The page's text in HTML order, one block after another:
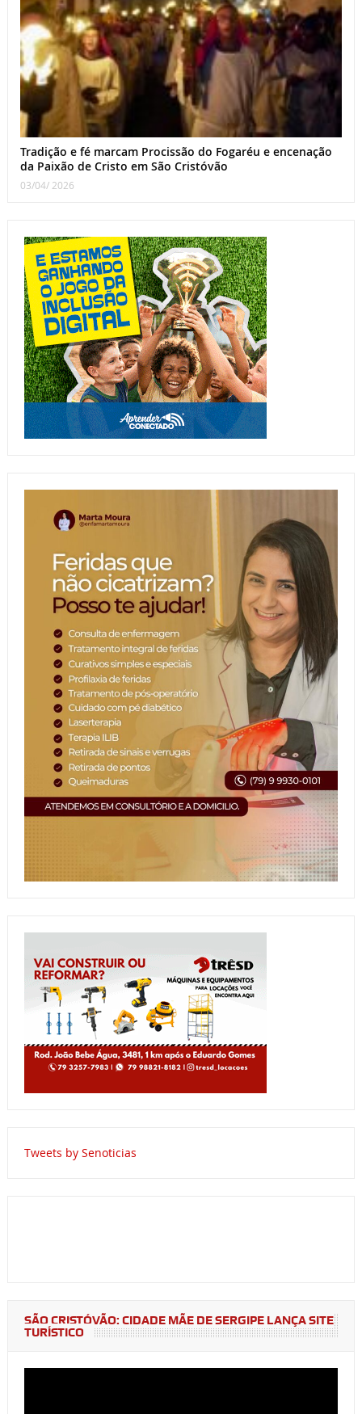
Tradição e fé marcam Procissão do Fogaréu e encenação
da Paixão de Cristo em São Cristóvão
03/04/ 2026
Tweets by Senoticias
SÃO CRISTÓVÃO: CIDADE MÃE DE SERGIPE LANÇA SITE
TURÍSTICO